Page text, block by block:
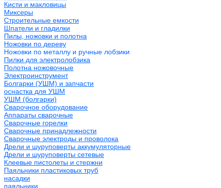
Кисти и макловицы
Миксеры
Строительные емкости
Шпатели и гладилки
Пилы, ножовки и полотна
Ножовки по дереву
Ножовки по металлу и ручные лобзики
Пилки для электролобзика
Полотна ножовочные
Электроинструмент
Болгарки (УШМ) и запчасти
оснастка для УШМ
УШМ (болгарки)
Сварочное оборудование
Аппараты сварочные
Сварочные горелки
Сварочные принадлежности
Сварочные электроды и проволока
Дрели и шуруповерты аккумуляторные
Дрели и шуруповерты сетевые
Клеевые пистолеты и стержни
Паяльники пластиковых труб
насадки
паяльники